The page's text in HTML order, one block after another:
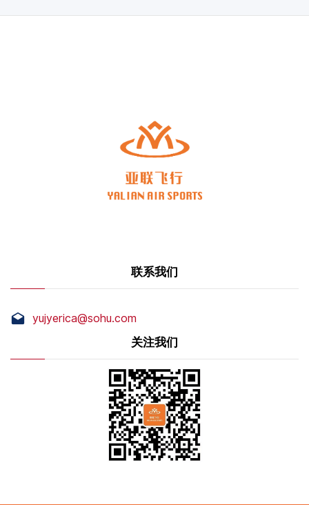
联系我们
yujyerica@sohu.com
关注我们